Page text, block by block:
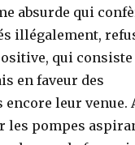
absurde qui
illégalement,
qui consiste
en faveur des
leur venue.
les pompes